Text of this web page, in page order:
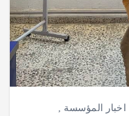
اخبار المؤسسة ,